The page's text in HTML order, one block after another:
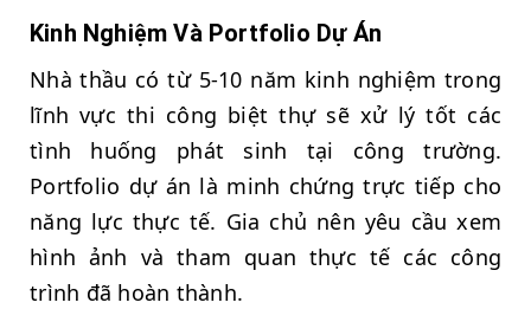
Kinh Nghiệm Và Portfolio Dự Án
Nhà thầu có từ 5-10 năm kinh nghiệm trong
lĩnh vực thi công biệt thự sẽ xử lý tốt các
tình huống phát sinh tại công trường.
Portfolio dự án là minh chứng trực tiếp cho
năng lực thực tế. Gia chủ nên yêu cầu xem
hình ảnh và tham quan thực tế các công
trình đã hoàn thành.